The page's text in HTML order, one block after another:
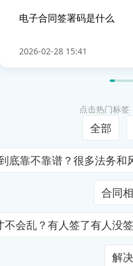
电子合同签署码是什么
2026-02-28 15:41
点击热门标签
全部
靠不靠谱？很多法
合同
会乱？有人签了有人
解